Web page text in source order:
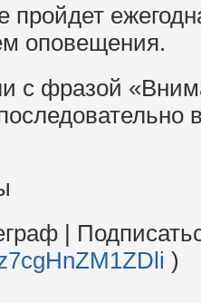
пройдет
оповещения.
с фразой
|
)